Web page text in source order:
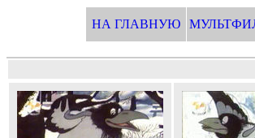
НА ГЛАВНУЮ